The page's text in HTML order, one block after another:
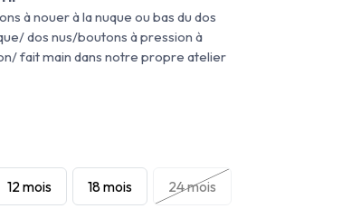
à nouer à la nuque ou bas du dos
dos nus/boutons à pression à
fait main dans notre propre atelier
12 mois 18 mois 24 mois